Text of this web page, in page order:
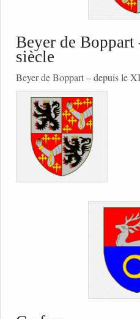
Beyer de
siècle
Beyer de Boppart – depuis le